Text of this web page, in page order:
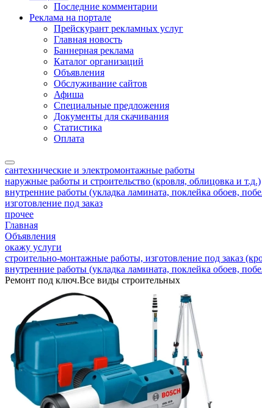
Последние комментарии
Реклама на портале
Прейскурант рекламных услуг
Главная новость
Баннерная реклама
Каталог организаций
Объявления
Обслуживание сайтов
Афиша
Специальные предложения
Документы для скачивания
Статистика
Оплата
сантехнические и электромонтажные работы
наружные работы и строительство (кровля, облицовка и т.д.)
внутренние работы (укладка ламината, поклейка обоев,
изготовление под заказ
прочее
Главная
Объявления
окажу услуги
строительно-монтажные работы, изготовление под заказ
внутренние работы (укладка ламината, поклейка обоев,
Ремонт под ключ.Все виды строительных